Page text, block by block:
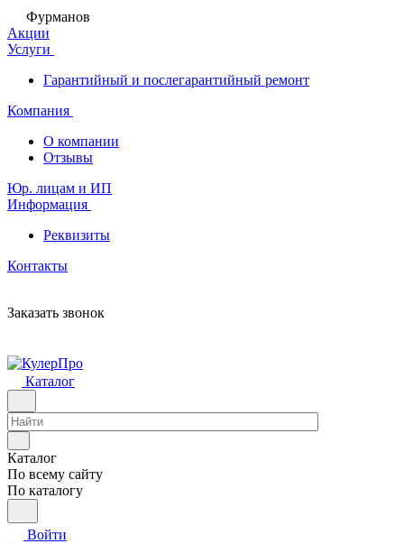
Фурманов
Акции
Услуги
Гарантийный и послегарантийный ремонт
Компания
О компании
Отзывы
Юр. лицам и ИП
Информация
Реквизиты
Контакты
Заказать звонок
Каталог
Каталог
По всему сайту
По каталогу
Войти